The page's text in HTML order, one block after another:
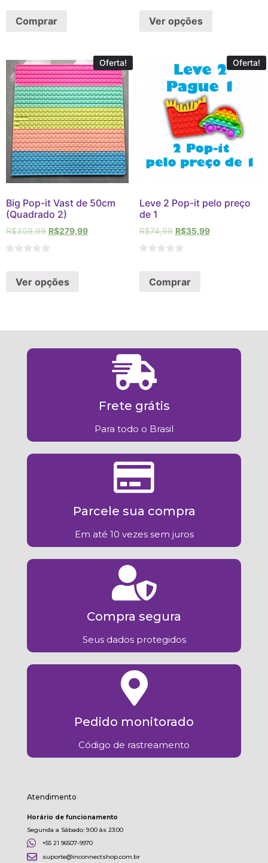
Comprar Ver opções
Oferta!
Big Pop-it Vast de 50cm
(Quadrado 2)
R$309,99 R$279,99
Ver opções
Oferta!
Leve 2 Pop-it pelo preço
de 1
R$74,99 R$35,99
Comprar
Frete grátis
Para todo o Brasil
Parcele sua compra
Em até 10 vezes sem juros
Compra segura
Seus dados protegidos
Pedido monitorado
Código de rastreamento
Atendimento
Horário de funcionamento
Segunda a Sábado: 9:00 às 23:00
+55 21 96507-9970
suporte@inconnectshop.com.br